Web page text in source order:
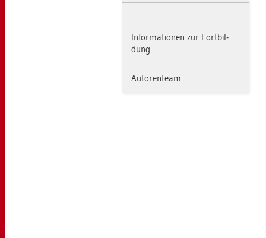
In­for­ma­tio­nen zur Fort­bil­
dung
Au­to­ren­team